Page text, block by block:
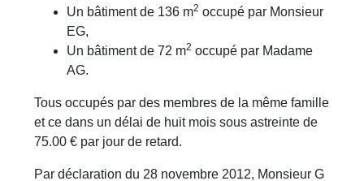
Un bâtiment de 136 m2 occupé par Monsieur
EG,
Un bâtiment de 72 m2 occupé par Madame
AG.
Tous occupés par des membres de la même famille
et ce dans un délai de huit mois sous astreinte de
75.00 € par jour de retard.
Par déclaration du 28 novembre 2012, Monsieur G